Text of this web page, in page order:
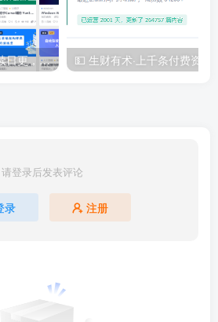
IT类所有渠道合集 持续日更，目前近四千多条资源 年费用户微信私信获取权限
请登录后发表评论
录 注册